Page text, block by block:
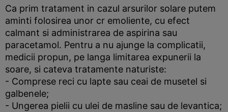
Ca prim tratament in cazul arsurilor solare putem
aminti folosirea unor cr emoliente, cu efect
calmant si administrarea de aspirina sau
paracetamol. Pentru a nu ajunge la complicatii,
medicii propun, pe langa limitarea expunerii la
soare, si cateva tratamente naturiste:
- Comprese reci cu lapte sau ceai de musetel si
galbenele;
- Ungerea pielii cu ulei de masline sau de levantica;